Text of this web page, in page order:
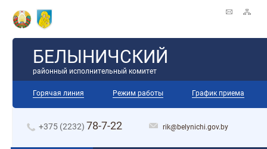
БЕЛЫНИЧСКИЙ
районный исполнительный комитет
Горячая линия Режим работы График приема
+375 (2232) 78-7-22 rik@belynichi.gov.by